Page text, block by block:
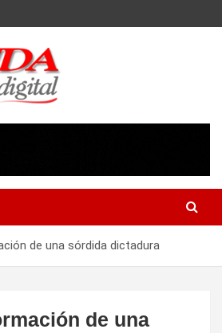
de una sórdida dictadura
de una